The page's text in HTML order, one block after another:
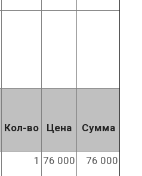
Кол-во Цена Сумма
1 76 000 76 000